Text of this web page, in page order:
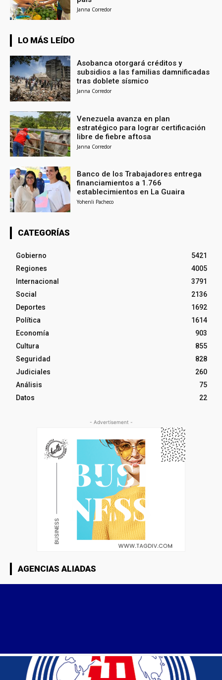
Janna Corredor
LO MÁS LEÍDO
Asobanca otorgará créditos y
subsidios a las familias damnificadas
tras doblete sísmico
Janna Corredor
Venezuela avanza en plan
estratégico para lograr certificación
libre de fiebre aftosa
Janna Corredor
Banco de los Trabajadores entrega
financiamientos a 1.766
establecimientos en La Guaira
Yohenli Pacheco
CATEGORÍAS
Gobierno
5421
Regiones
4005
Internacional
3791
Social
2136
Deportes
1692
Política
1614
Economía
903
Cultura
855
Seguridad
828
Judiciales
260
Análisis
75
Datos
22
- Advertisement -
AGENCIAS ALIADAS